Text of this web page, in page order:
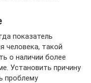
показатель
человека, такой
о наличии более
Установить причину
проблему